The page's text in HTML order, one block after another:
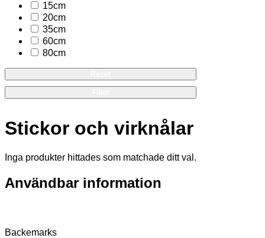
Stickor och virknålar
Inga produkter hittades som matchade ditt val.
15cm
20cm
35cm
60cm
80cm
Användbar information
Backemarks